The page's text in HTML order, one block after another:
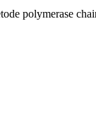
polymerase